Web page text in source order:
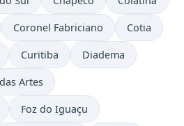
Coronel Fabriciano Cotia
Curitiba Diadema
Artes
Foz do Iguaçu